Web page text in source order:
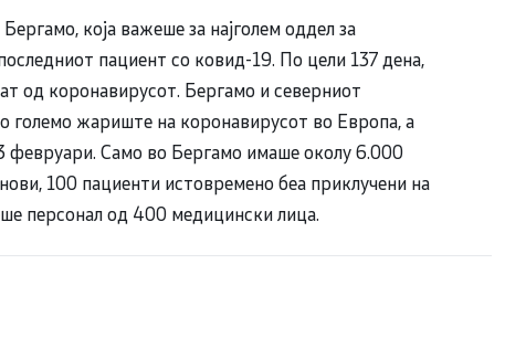
која важеше за најголем оддел за
пациент со ковид-19. По цели 137 дена,
од коронавирусот. Бергамо и северниот
големо жариште на коронавирусот во Европа, a
февруари. Само во Бергамо имаше околу 6.000
100 пациенти истовремено беа приклучени на
персонал од 400 медицински лица.